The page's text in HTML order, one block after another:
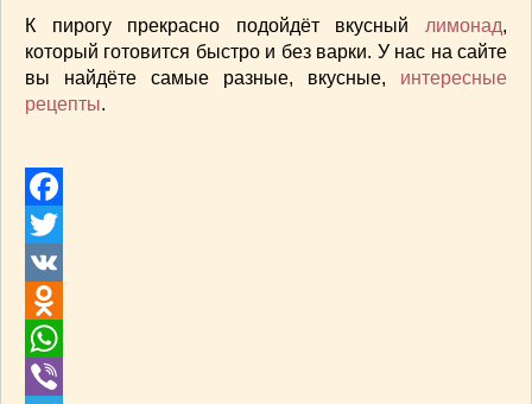
К пирогу прекрасно подойдёт вкусный лимонад,
который готовится быстро и без варки. У нас на сайте
вы найдёте самые разные, вкусные, интересные
рецепты.
Facebook
Twitter
VK
Odnoklassniki
WhatsApp